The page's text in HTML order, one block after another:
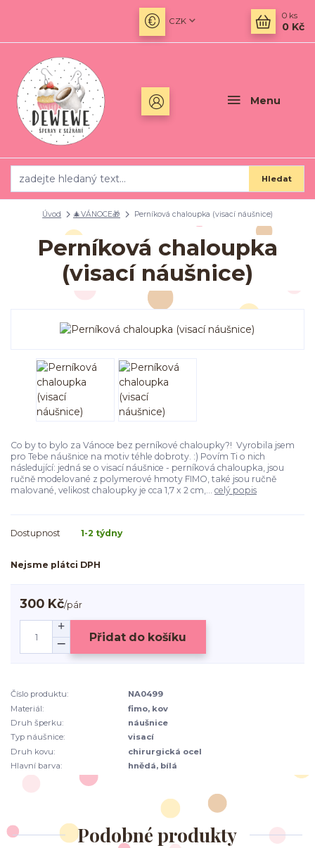
Menu
CZK
Hledat
0 ks
0 Kč
Úvod 🎄VÁNOCE🎁 Perníková chaloupka (visací náušnice)
Perníková chaloupka
(visací náušnice)
Co by to bylo za Vánoce bez perníkové chaloupky?! Vyrobila jsem
pro Tebe náušnice na motiv téhle dobroty. :) Povím Ti o nich
následující: jedná se o visací náušnice - perníková chaloupka, jsou
ručně modelované z polymerové hmoty FIMO, také jsou ručně
malované, velikost chaloupky je cca 1,7 x 2 cm,... celý popis
Dostupnost 1-2 týdny
Nejsme plátci DPH
300 Kč/pár
Přidat do košíku
Číslo produktu:
NA0499
Materiál:
fimo, kov
Druh šperku:
náušnice
Typ náušnice:
visací
Druh kovu:
chirurgická ocel
Hlavní barva:
hnědá, bílá
Podobné produkty